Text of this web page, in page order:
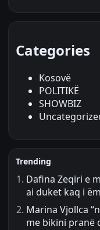
Categories
Kosovë
POLITIKË
SHOWBIZ
Trending
Dafina Zeqiri e
ai duket kaq i
Marina Vjollca
me bikini pranë